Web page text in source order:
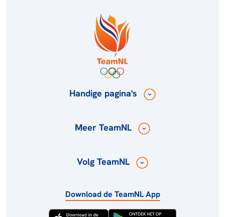
Handige pagina's
Meer TeamNL
Volg TeamNL
Download de TeamNL App